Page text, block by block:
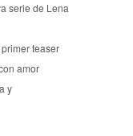
serie de Lena
teaser
amor
y